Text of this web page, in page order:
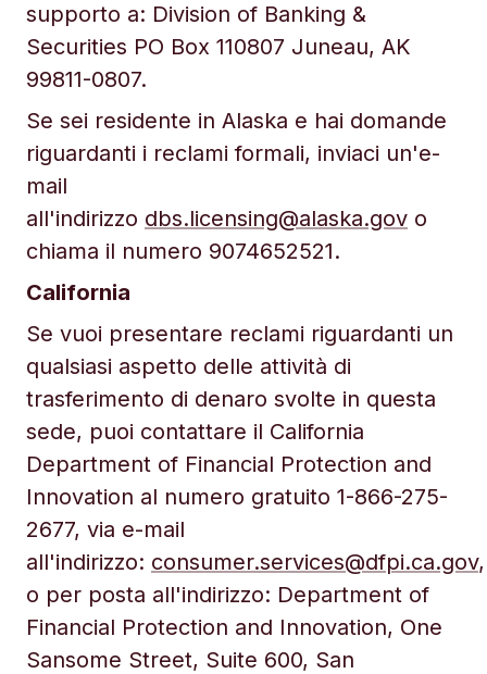
supporto a: Division of Banking &
Securities PO Box 110807 Juneau, AK
99811-0807.
Se sei residente in Alaska e hai domande
riguardanti i reclami formali, inviaci un'e-
mail
all'indirizzo dbs.licensing@alaska.gov o
chiama il numero 9074652521.
California
Se vuoi presentare reclami riguardanti un
qualsiasi aspetto delle attività di
trasferimento di denaro svolte in questa
sede, puoi contattare il California
Department of Financial Protection and
Innovation al numero gratuito 1-866-275-
2677, via e-mail
all'indirizzo: consumer.services@dfpi.ca.gov,
o per posta all'indirizzo: Department of
Financial Protection and Innovation, One
Sansome Street, Suite 600, San